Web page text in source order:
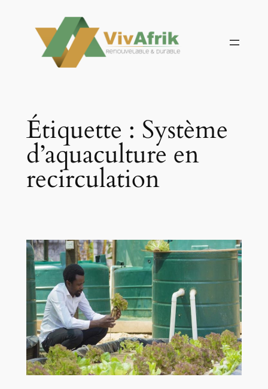
contenu
Étiquette : Système
d’aquaculture en
recirculation